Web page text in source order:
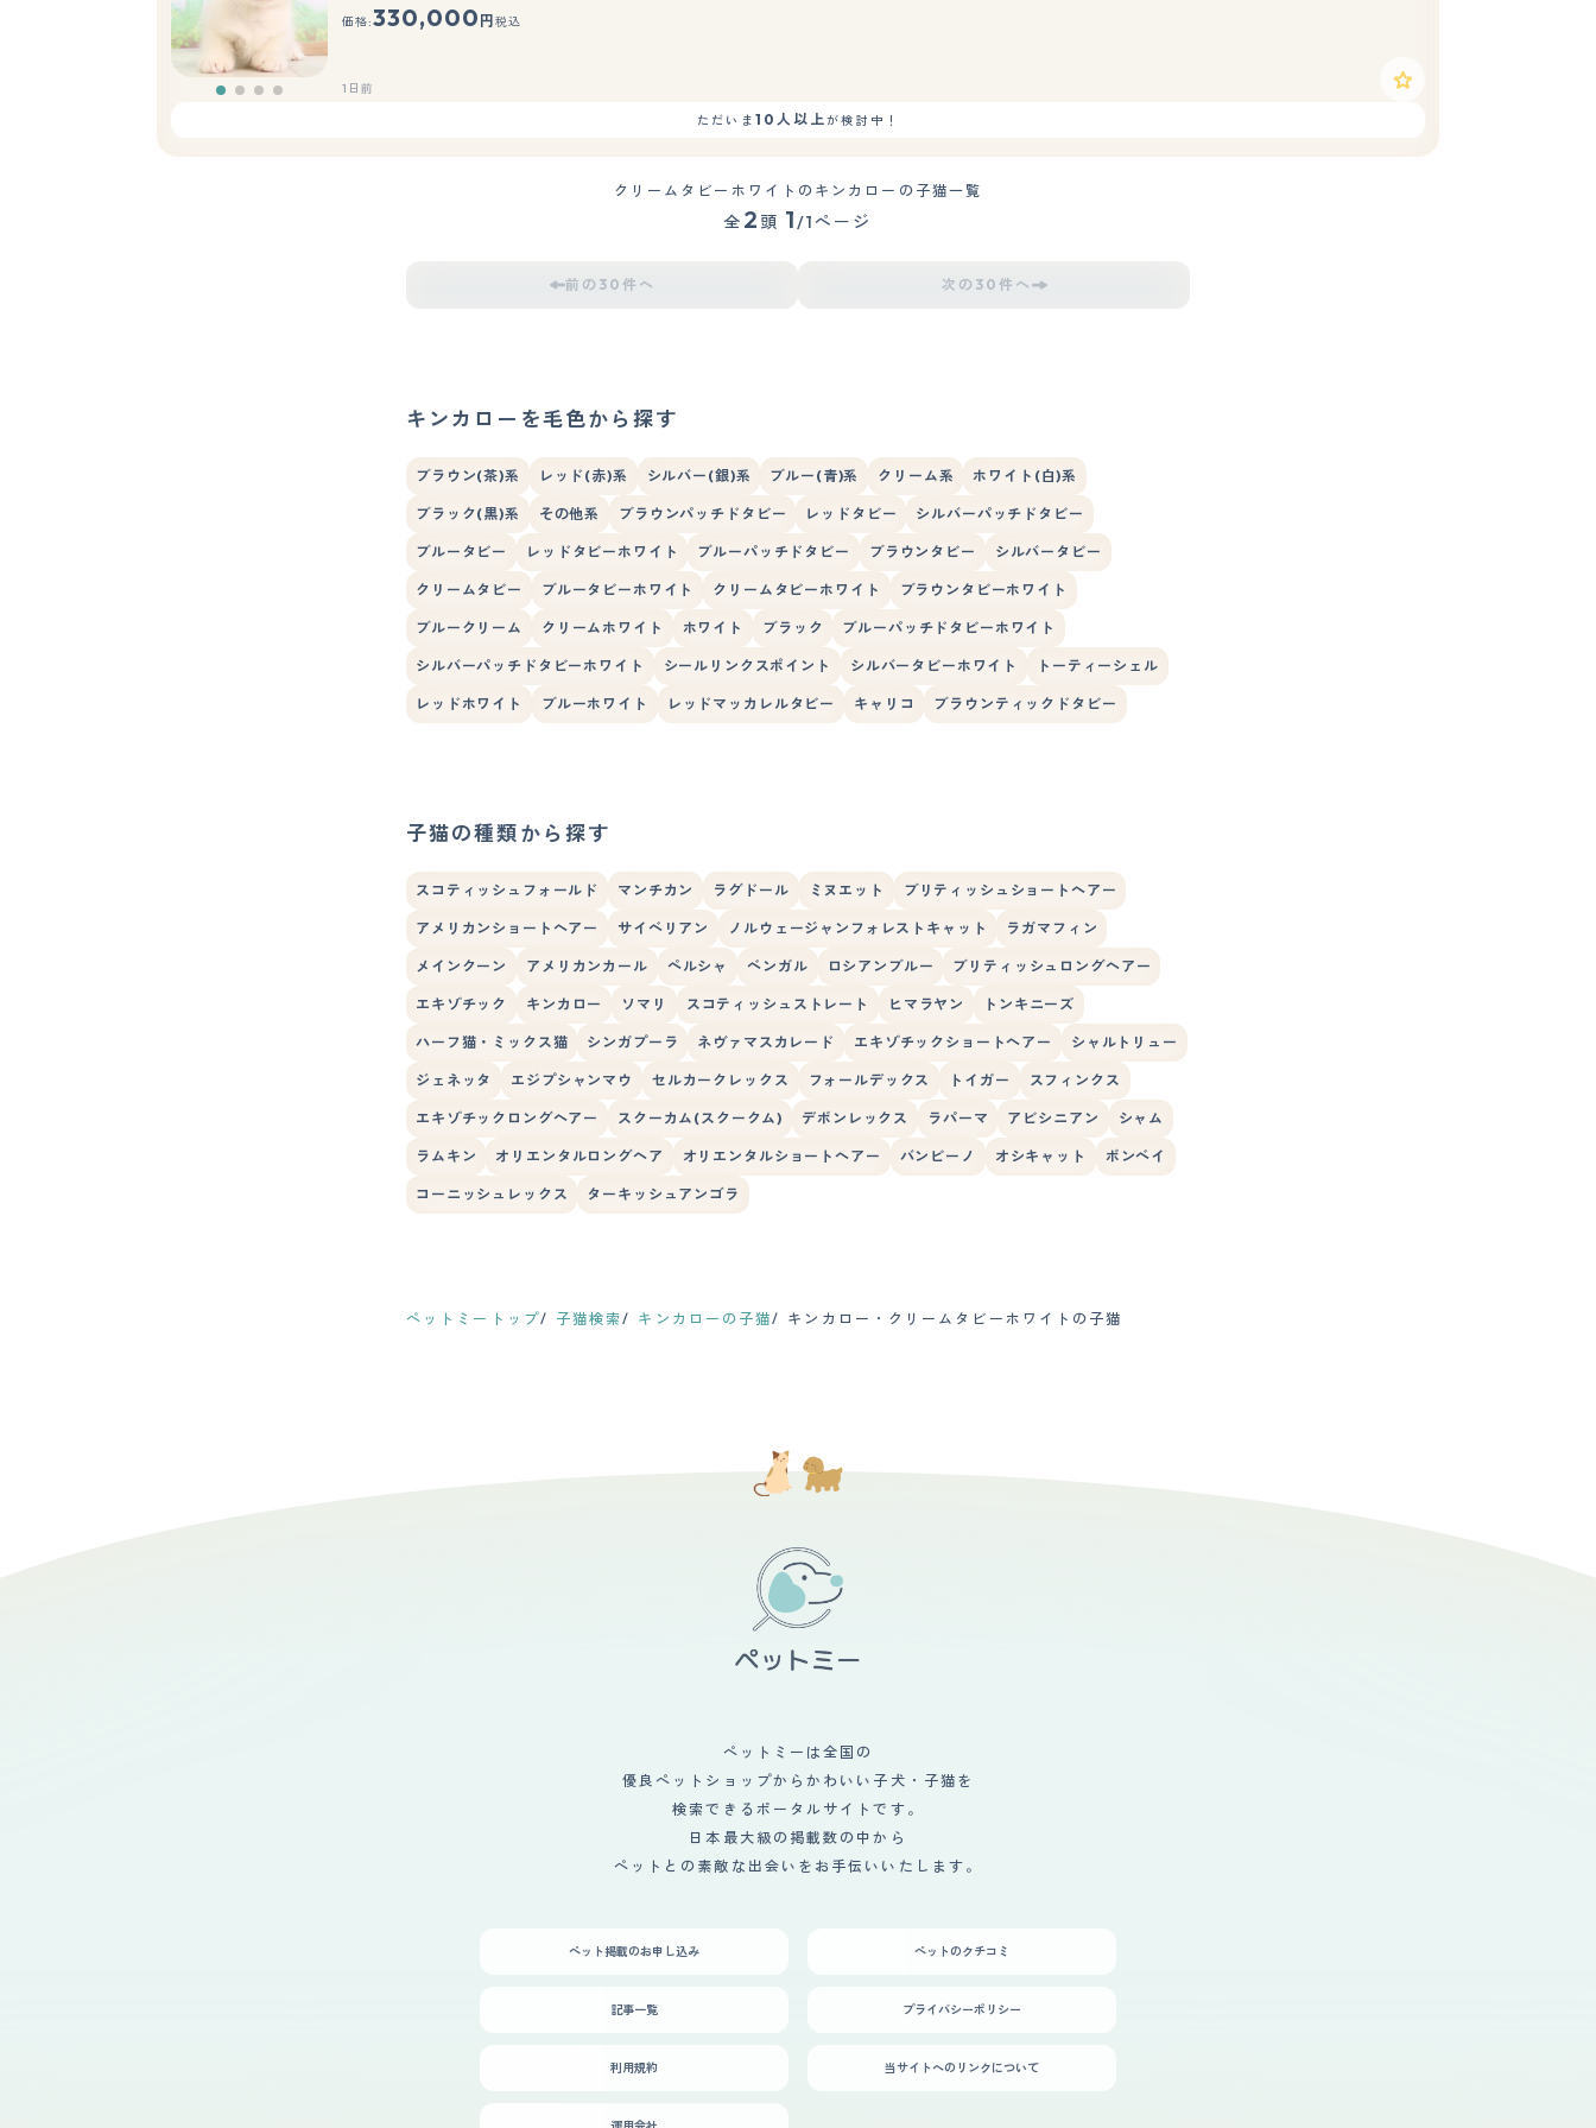
価格:330,000 円 税込
1日前
ただいま 10人以上が検討中！
クリームタビーホワイトのキンカローの子猫一覧
全 2 頭 1/1ページ
前の30件へ 次の30件へ
キンカローを毛色から探す
ブラウン(茶)系 レッド(赤)系 シルバー(銀)系 ブルー(青)系 クリーム系 ホワイト(白)系
ブラック(黒)系 その他系 ブラウンパッチドタビー レッドタビー シルバーパッチドタビー
ブルータビー レッドタビーホワイト ブルーパッチドタビー ブラウンタビー シルバータビー
クリームタビー ブルータビーホワイト クリームタビーホワイト ブラウンタビーホワイト
ブルークリーム クリームホワイト ホワイト ブラック ブルーパッチドタビーホワイト
シルバーパッチドタビーホワイト シールリンクスポイント シルバータビーホワイト トーティーシェル
レッドホワイト ブルーホワイト レッドマッカレルタビー キャリコ ブラウンティックドタビー
子猫の種類から探す
スコティッシュフォールド マンチカン ラグドール ミヌエット ブリティッシュショートヘアー
アメリカンショートヘアー サイベリアン ノルウェージャンフォレストキャット ラガマフィン
メインクーン アメリカンカール ペルシャ ベンガル ロシアンブルー ブリティッシュロングヘアー
エキゾチック キンカロー ソマリ スコティッシュストレート ヒマラヤン トンキニーズ
ハーフ猫・ミックス猫 シンガプーラ ネヴァマスカレード エキゾチックショートヘアー シャルトリュー
ジェネッタ エジプシャンマウ セルカークレックス フォールデックス トイガー スフィンクス
エキゾチックロングヘアー スクーカム(スクークム) デボンレックス ラパーマ アビシニアン シャム
ラムキン オリエンタルロングヘア オリエンタルショートヘアー バンビーノ オシキャット ボンベイ
コーニッシュレックス ターキッシュアンゴラ
ペットミートップ 子猫検索 キンカローの子猫 キンカロー・クリームタビーホワイトの子猫
ペットミーは全国の
優良ペットショップからかわいい子犬・子猫を
検索できるポータルサイトです。
日本最大級の掲載数の中から
ペットとの素敵な出会いをお手伝いいたします。
ペット掲載のお申し込み ペットのクチコミ
記事一覧 プライバシーポリシー
利用規約 当サイトへのリンクについて